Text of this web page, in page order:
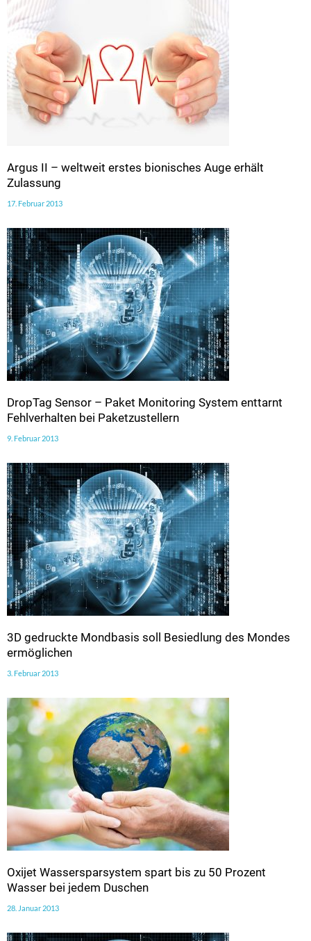
Argus II – weltweit erstes bionisches Auge erhält
Zulassung
17. Februar 2013
DropTag Sensor – Paket Monitoring System enttarnt
Fehlverhalten bei Paketzustellern
9. Februar 2013
3D gedruckte Mondbasis soll Besiedlung des Mondes
ermöglichen
3. Februar 2013
Oxijet Wassersparsystem spart bis zu 50 Prozent
Wasser bei jedem Duschen
28. Januar 2013